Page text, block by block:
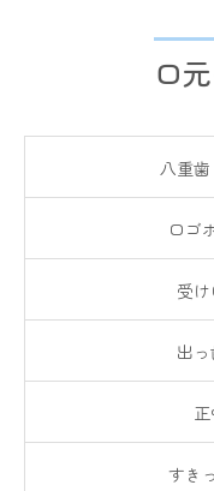
口
八重
口ゴ
受
出
すき